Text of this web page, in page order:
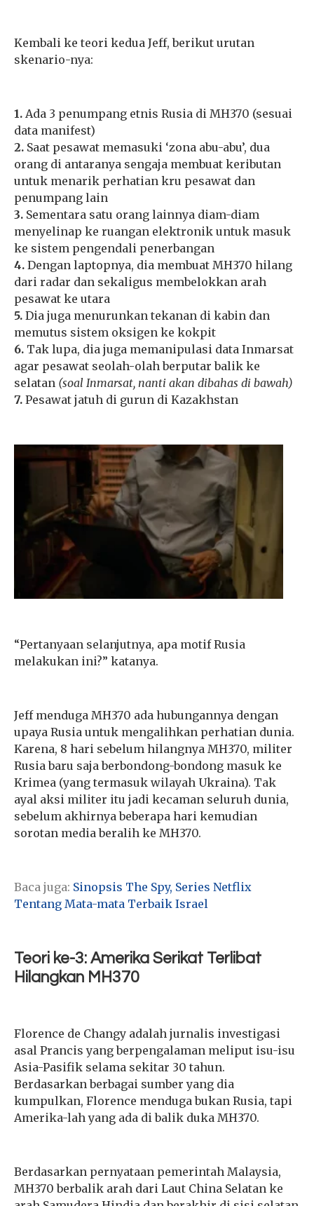
Kembali ke teori kedua Jeff, berikut urutan
skenario-nya:
1. Ada 3 penumpang etnis Rusia di MH370 (sesuai
data manifest)
2. Saat pesawat memasuki ‘zona abu-abu’, dua
orang di antaranya sengaja membuat keributan
untuk menarik perhatian kru pesawat dan
penumpang lain
3. Sementara satu orang lainnya diam-diam
menyelinap ke ruangan elektronik untuk masuk
ke sistem pengendali penerbangan
4. Dengan laptopnya, dia membuat MH370 hilang
dari radar dan sekaligus membelokkan arah
pesawat ke utara
5. Dia juga menurunkan tekanan di kabin dan
memutus sistem oksigen ke kokpit
6. Tak lupa, dia juga memanipulasi data Inmarsat
agar pesawat seolah-olah berputar balik ke
selatan (soal Inmarsat, nanti akan dibahas di bawah)
7. Pesawat jatuh di gurun di Kazakhstan
“Pertanyaan selanjutnya, apa motif Rusia
melakukan ini?” katanya.
Jeff menduga MH370 ada hubungannya dengan
upaya Rusia untuk mengalihkan perhatian dunia.
Karena, 8 hari sebelum hilangnya MH370, militer
Rusia baru saja berbondong-bondong masuk ke
Krimea (yang termasuk wilayah Ukraina). Tak
ayal aksi militer itu jadi kecaman seluruh dunia,
sebelum akhirnya beberapa hari kemudian
sorotan media beralih ke MH370.
Baca juga: Sinopsis The Spy, Series Netflix
Tentang Mata-mata Terbaik Israel
Teori ke-3: Amerika Serikat Terlibat
Hilangkan MH370
Florence de Changy adalah jurnalis investigasi
asal Prancis yang berpengalaman meliput isu-isu
Asia-Pasifik selama sekitar 30 tahun.
Berdasarkan berbagai sumber yang dia
kumpulkan, Florence menduga bukan Rusia, tapi
Amerika-lah yang ada di balik duka MH370.
Berdasarkan pernyataan pemerintah Malaysia,
MH370 berbalik arah dari Laut China Selatan ke